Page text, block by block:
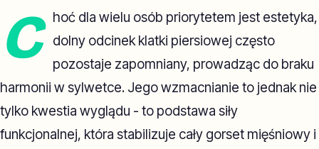
C
hoć dla wielu osób priorytetem jest estetyka,
dolny odcinek klatki piersiowej często
pozostaje zapomniany, prowadząc do braku
harmonii w sylwetce. Jego wzmacnianie to jednak nie
tylko kwestia wyglądu - to podstawa siły
funkcjonalnej, która stabilizuje cały gorset mięśniowy i